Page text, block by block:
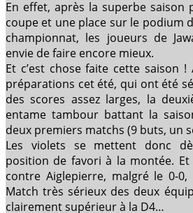
En effet, après la superbe saison
coupe et une place sur le podium
championnat, les joueurs de
envie de faire encore mieux.
Et c’est chose faite cette saison
préparations cet été, qui ont été
des scores assez larges, la
entame tambour battant la
deux premiers matchs (9 buts, un
Les violets se mettent donc
position de favori à la montée. Et
contre Aiglepierre, malgré le 0-
Match très sérieux des deux
clairement supérieur à la D4…